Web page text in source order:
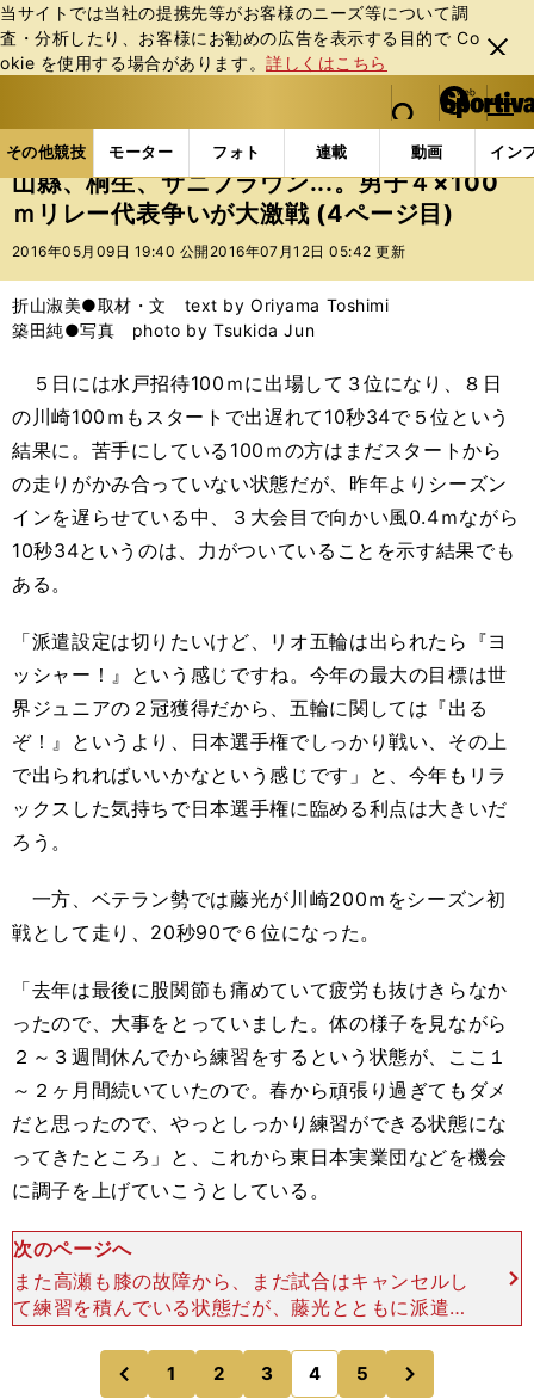
当サイトでは当社の提携先等がお客様のニーズ等について調
査・分析したり、お客様にお勧めの広告を表⽰する⽬的で Co
okie を使⽤する場合があります。詳しくはこちら
閉じ
る
web Sportiva (webスポルティーバ)
検索
マイペ
ー
ジ
メニュ
その他競技 モーター フォト 連載 動画 イン
ス
ポ
ル
バ
その他競技の記事一覧 陸上 山縣、桐生、サニブラ
山縣、桐生、サニブラウン...。男子４×100
ｍリレー代表争いが大激戦 (4ページ目)
2016年05月09日 19:40 公開 2016年07月12日 05:42 更新
折山淑美●取材・文 text by Oriyama Toshimi
築田純●写真 photo by Tsukida Jun
５日には水戸招待100ｍに出場して３位になり、８日
の川崎100ｍもスタートで出遅れて10秒34で５位という
結果に。苦手にしている100ｍの方はまだスタートから
の走りがかみ合っていない状態だが、昨年よりシーズン
インを遅らせている中、３大会目で向かい風0.4ｍながら
10秒34というのは、力がついていることを示す結果でも
ある。
「派遣設定は切りたいけど、リオ五輪は出られたら『ヨ
ッシャー！』という感じですね。今年の最大の目標は世
界ジュニアの２冠獲得だから、五輪に関しては『出る
ぞ！』というより、日本選手権でしっかり戦い、その上
で出られればいいかなという感じです」と、今年もリラ
ックスした気持ちで日本選手権に臨める利点は大きいだ
ろう。
一方、ベテラン勢では藤光が川崎200ｍをシーズン初
戦として走り、20秒90で６位になった。
「去年は最後に股関節も痛めていて疲労も抜けきらなか
ったので、大事をとっていました。体の様子を見ながら
２～３週間休んでから練習をするという状態が、ここ１
～２ヶ月間続いていたので。春から頑張り過ぎてもダメ
だと思ったので、やっとしっかり練習ができる状態にな
ってきたところ」と、これから東日本実業団などを機会
に調子を上げていこうとしている。
次のページへ
また高瀬も膝の故障から、まだ試合はキャンセルし
て練習を積んでいる状態だが、藤光とともに派遣設
定を突破しているために、日本選手権で８位以内に
入れば代表選考でも優位に立てる。ベテランのふた
りはこの特権を活
前
のページへ
1 2 3 4 5
のページへ